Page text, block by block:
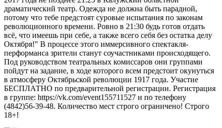
драматический театр. Одежда не должна быть парадной,
потому что тебе предстоят суровые испытания по законам
революционного времени. Ровно в 21:30 будь готов отдать
всё, что имеешь при себе, а также всего себя без остатка делу
Октября!" В процессе этого иммерсивного спектакля-
перформанса зрители станут соучастниками происходящего.
Под руководством театральных комиссаров они группами
пойдут на задание, в ходе которого всем предстоит окунуться
в атмосферу Октябрьской революции 1917 года. Участие
БЕСПЛАТНО по предварительной регистрации. Регистрация
в группе: https://vk.com/event155711527 и по телефону
(4842)56-39-48. Количество мест строго ограничено! Строго
18+!